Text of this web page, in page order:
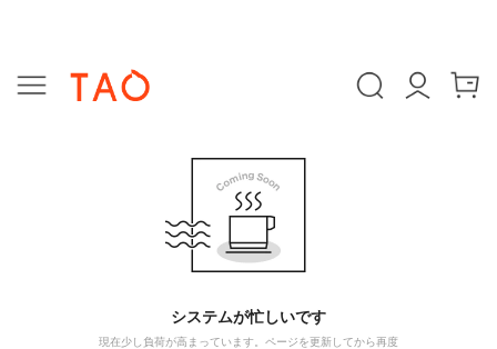
システムが忙しいです
現在少し負荷が高まっています。ページを更新してから再度